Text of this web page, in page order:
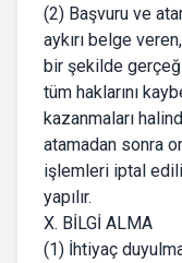
(2) Başvuru ve
aykırı belge
bir şekilde
tüm haklarını
kazanmaları
atamadan sonra
işlemleri iptal
yapılır.
X. BİLGİ ALMA
(1) İhtiyaç